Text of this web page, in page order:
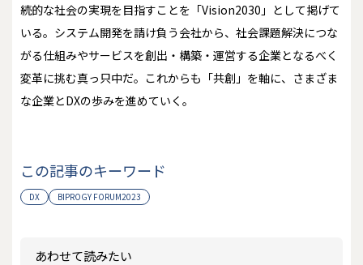
続的な社会の実現を目指すことを「Vision2030」として掲げて
いる。システム開発を請け負う会社から、社会課題解決につな
がる仕組みやサービスを創出・構築・運営する企業となるべく
変革に挑む真っ只中だ。これからも「共創」を軸に、さまざま
な企業とDXの歩みを進めていく。
この記事のキーワード
DX BIPROGY FORUM2023
あわせて読みたい